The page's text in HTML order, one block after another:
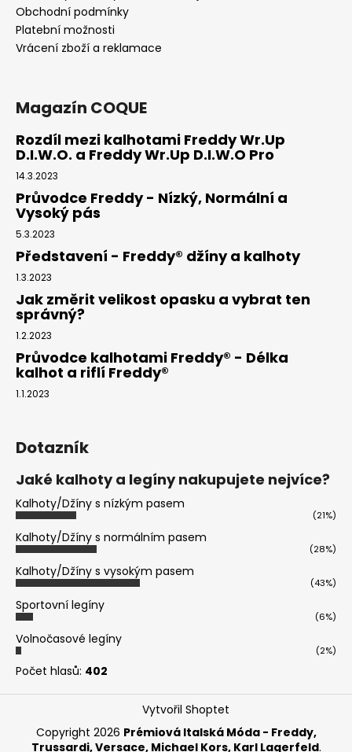
Obchodní podmínky
Platební možnosti
Vrácení zboží a reklamace
Magazín COQUE
Rozdíl mezi kalhotami Freddy Wr.Up
D.I.W.O. a Freddy Wr.Up D.I.W.O Pro
14.3.2023
Průvodce Freddy - Nízký, Normální a
Vysoký pás
5.3.2023
Představení - Freddy® džíny a kalhoty
1.3.2023
Jak změrit velikost opasku a vybrat ten
správný?
1.2.2023
Průvodce kalhotami Freddy® - Délka
kalhot a riflí Freddy®
1.1.2023
Dotazník
Jaké kalhoty a legíny nakupujete nejvíce?
Kalhoty/Džíny s nízkým pasem
(21%)
Kalhoty/Džíny s normálním pasem
(28%)
Kalhoty/Džíny s vysokým pasem
(43%)
Sportovní legíny
(6%)
Volnočasové legíny
(2%)
Počet hlasů: 402
Vytvořil Shoptet
Copyright 2026 Prémiová Italská Móda - Freddy,
Trussardi, Versace, Michael Kors, Karl Lagerfeld.